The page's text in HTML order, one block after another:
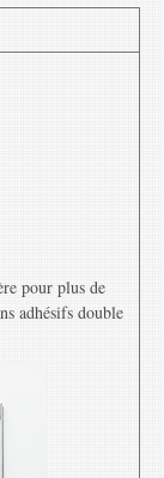
pour plus de
adhésifs double